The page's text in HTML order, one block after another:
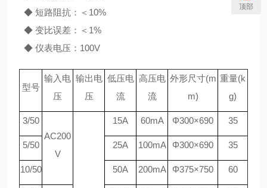
◆ 短路阻抗：＜10%
◆ 变比误差：＜1%
◆ 仪表电压：100V
型号
输入电
压
输出电
压
低压电
流
高压电
流
外形尺寸(m
m)
重量(k
g)
3/50
AC200
V
15A 60mA Φ300×690 35
5/50 25A 100mA Φ300×690 35
10/50 50A 200mA Φ375×750 60
顶部